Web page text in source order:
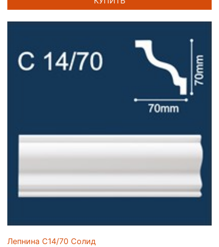
Лепнина C14/70 Солид